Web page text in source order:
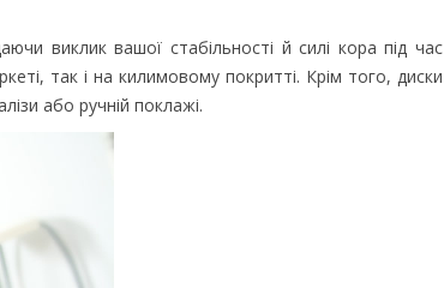
виклик вашої стабільності й силі кора під час
так і на килимовому покритті. Крім того, диски
або ручній поклажі.